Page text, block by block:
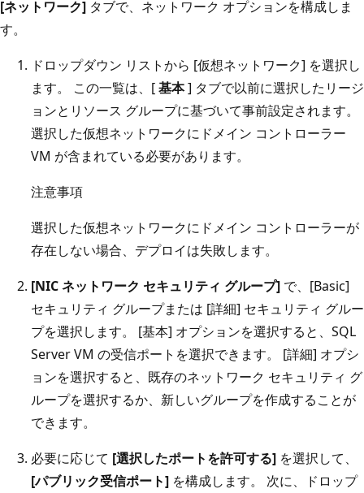
[ネットワーク] タブで、ネットワーク オプションを構成しま
す。
ドロップダウン リストから [仮想ネットワーク] を選択し
ます。 この一覧は、[基本] タブで以前に選択したリージ
ョンとリソース グループに基づいて事前設定されます。
選択した仮想ネットワークにドメイン コントローラー
VM が含まれている必要があります。
注意事項
選択した仮想ネットワークにドメイン コントローラーが
存在しない場合、デプロイは失敗します。
[NIC ネットワーク セキュリティ グループ] で、[Basic]
セキュリティ グループまたは [詳細] セキュリティ グルー
プを選択します。 [基本] オプションを選択すると、SQL
Server VM の受信ポートを選択できます。 [詳細] オプシ
ョンを選択すると、既存のネットワーク セキュリティ グ
ループを選択するか、新しいグループを作成することが
できます。
必要に応じて [選択したポートを許可する] を選択して、
[パブリック受信ポート] を構成します。 次に、ドロップ